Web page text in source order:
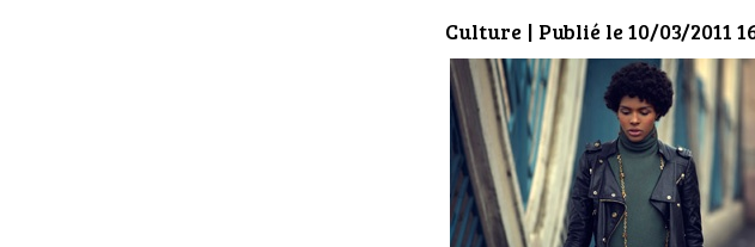
Culture | Publié le 10/03/2011